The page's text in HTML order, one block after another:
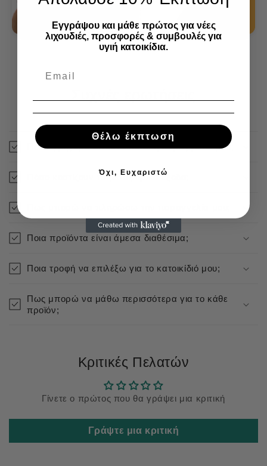
Πόσο γρήγορα αποστέλλεται η παραγγελία μου;
Πόσο κοστίζουν τα μεταφορικά έξοδα;
Ποια προϊόντα είναι άμεσα διαθέσιμα;
Ποια τροφή να επιλέξω για το κατοικίδιό μου;
Πως μπορώ να μάθω περισσότερα για το κάθε
προϊόν;
Κριτικές Πελατών
Γίνετε ο πρώτος που θα γράψει μια κριτική
Γράψτε μια κριτική
Εγγράψου και μάθε πρώτος για νέες
λιχουδιές, προσφορές & συμβουλές για
υγιή κατοικίδια.
Θέλω έκπτωση
Όχι, Ευχαριστώ